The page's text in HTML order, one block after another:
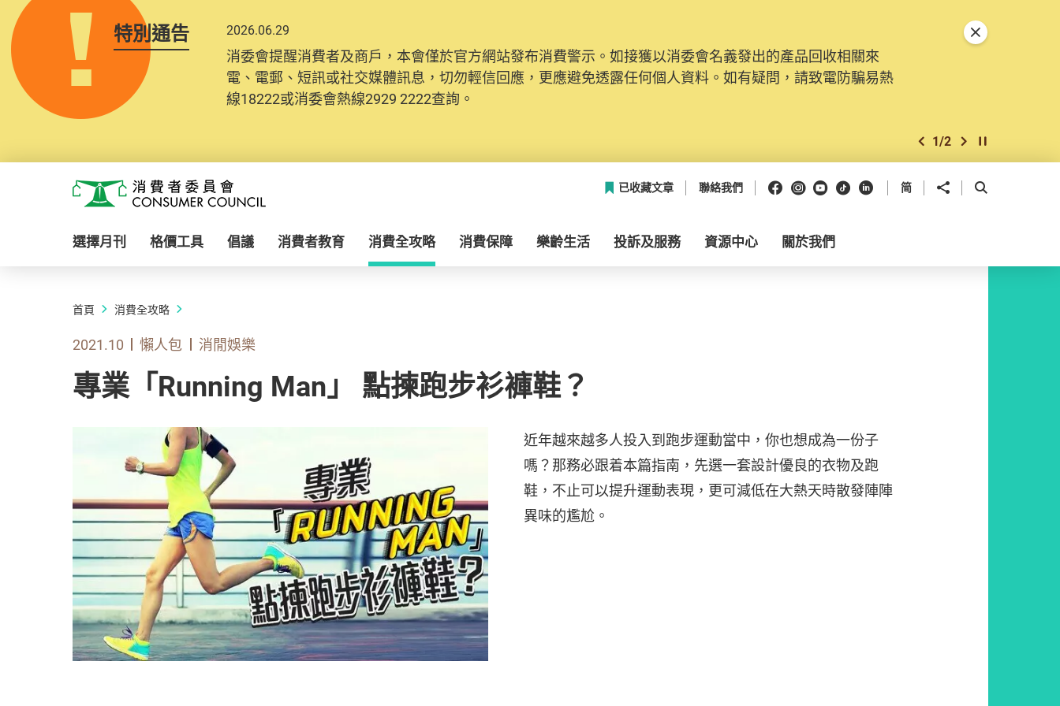
特別通告 2026.06.29
消委會提醒消費者及商戶，本會僅於官方網站發布消費警示。如接獲以消委會名義發出的產品回收相關來
電、電郵、短訊或社交媒體訊息，切勿輕信回應，更應避免透露任何個人資料。如有疑問，請致電防騙易熱
線18222或消委會熱線2929 2222查詢。
上一個
1/2 下一個開始/暫停幻燈
關閉特別通告
消費者委員會
已收藏文章 聯絡我們 Facebook
Instagram
Youtube
抖音領英 简 分享到 開啟搜尋框
選擇月刊 格價工具 倡議 消費者教育 消費全攻略 消費保障 樂齡生活 投訴及服務 資源中心 關於我們
首頁 消費全攻略
2021.10 懶人包 消閒娛樂
專業「Running Man」 點揀跑步衫褲鞋？
近年越來越多人投入到跑步運動當中，你也想成為一份子
嗎？那務必跟着本篇指南，先選一套設計優良的衣物及跑
鞋，不止可以提升運動表現，更可減低在大熱天時散發陣陣
異味的尷尬。